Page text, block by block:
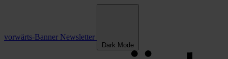
vorwärts-Banner Newsletter
Dark Mode